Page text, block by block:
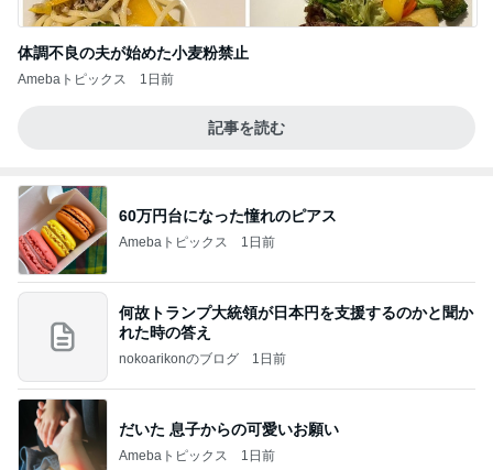
体調不良の夫が始めた小麦粉禁止
Amebaトピックス 1日前
記事を読む
60万円台になった憧れのピアス
Amebaトピックス 1日前
何故トランプ大統領が日本円を支援するのかと聞か
れた時の答え
nokoarikonのブログ 1日前
だいた 息子からの可愛いお願い
Amebaトピックス 1日前